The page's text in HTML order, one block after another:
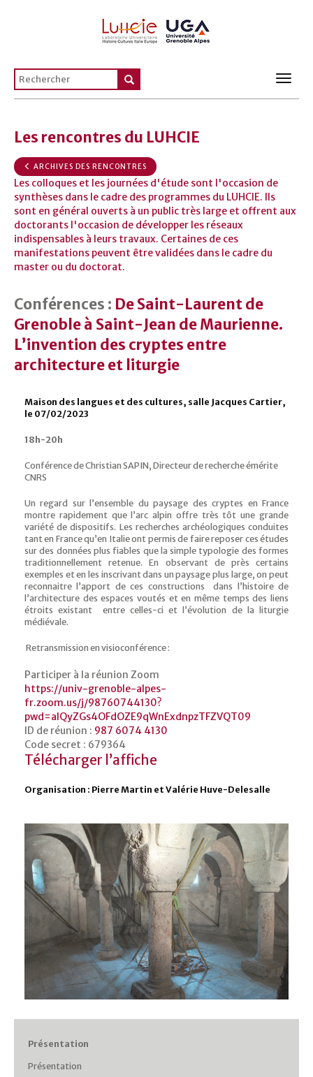
Les rencontres du LUHCIE
ARCHIVES DES RENCONTRES
Les colloques et les journées d'étude sont l'occasion de
synthèses dans le cadre des programmes du LUHCIE. Ils
sont en général ouverts à un public très large et offrent aux
doctorants l'occasion de développer les réseaux
indispensables à leurs travaux. Certaines de ces
manifestations peuvent être validées dans le cadre du
master ou du doctorat.
Conférences : De Saint-Laurent de
Grenoble à Saint-Jean de Maurienne.
L’invention des cryptes entre
architecture et liturgie
Maison des langues et des cultures, salle Jacques Cartier,
le 07/02/2023
18h-20h
Conférence de Christian SAPIN, Directeur de recherche émérite
CNRS
Un regard sur l’ensemble du paysage des cryptes en France
montre rapidement que l’arc alpin offre très tôt une grande
variété de dispositifs. Les recherches archéologiques conduites
tant en France qu’en Italie ont permis de faire reposer ces études
sur des données plus fiables que la simple typologie des formes
traditionnellement retenue. En observant de près certains
exemples et en les inscrivant dans un paysage plus large, on peut
reconnaitre l’apport de ces constructions dans l’histoire de
l’architecture des espaces voutés et en même temps des liens
étroits existant entre celles-ci et l’évolution de la liturgie
médiévale.
Retransmission en visioconférence :
Participer à la réunion Zoom
https://univ-grenoble-alpes-
fr.zoom.us/j/98760744130?
pwd=alQyZGs4OFdOZE9qWnExdnpzTFZVQT09
ID de réunion : 987 6074 4130
Code secret : 679364
Télécharger l’affiche
Organisation : Pierre Martin et Valérie Huve-Delesalle
Présentation
Présentation